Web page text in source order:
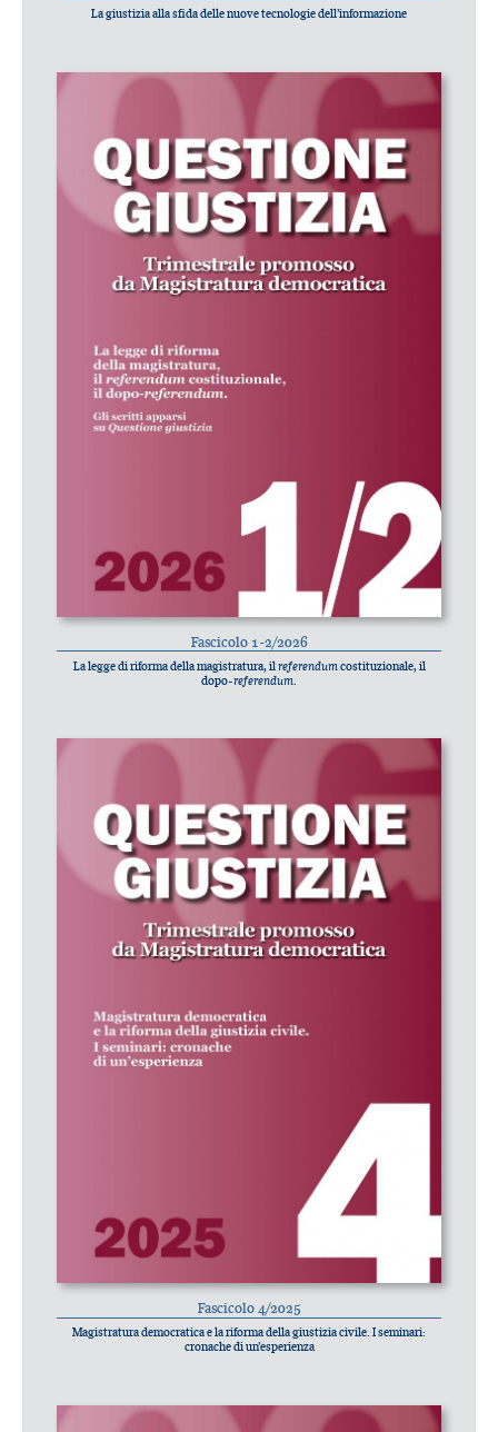
La giustizia alla sfida delle nuove tecnologie dell’informazione
Fascicolo 1-2/2026
La legge di riforma della magistratura, ilreferendum costituzionale, il
dopo-referendum
Fascicolo 4/2025
Magistratura democratica e la riforma della giustizia civile. I seminari:
cronache di un’esperienza